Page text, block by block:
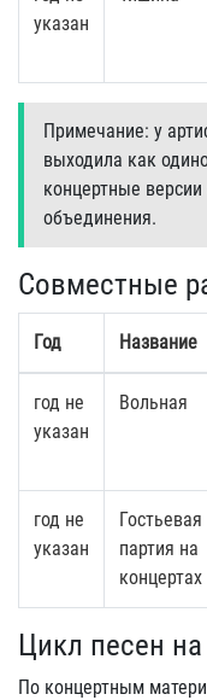
указан
Примечание: у
выходила как
концертные
объединения.
Совместные
Год Название
год не
указан
Вольная
год не
указан
Гостьевая
партия на
концертах
Цикл песен
По концертным